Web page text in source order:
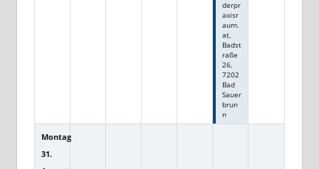
derpr
axisr
aum.
at,
Badst
raße
26,
7202
Bad
Sauer
brun
n
Montag
31.